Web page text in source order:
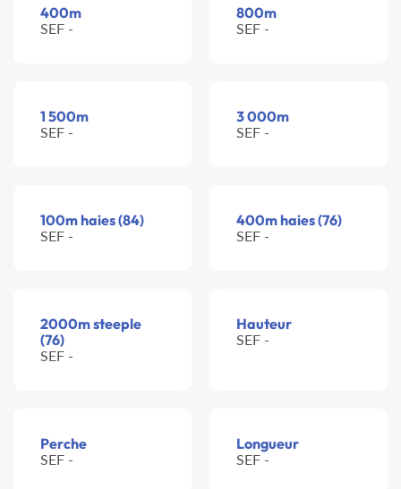
400m
SEF -
800m
SEF -
1 500m
SEF -
3 000m
SEF -
100m haies (84)
SEF -
400m haies (76)
SEF -
2000m steeple
(76)
SEF -
Hauteur
SEF -
Perche
SEF -
Longueur
SEF -